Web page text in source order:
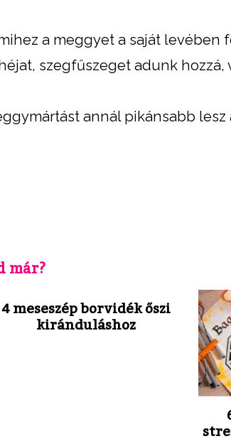
a meggyet a saját levében
szegfűszeget adunk
annál pikánsabb lesz
már?
4 meseszép borvidék őszi
kiránduláshoz